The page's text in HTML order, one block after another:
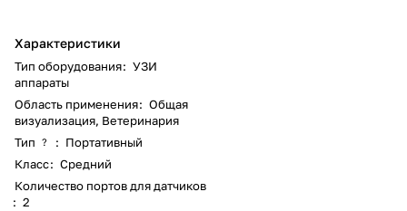
Характеристики
Тип оборудования: УЗИ
аппараты
Область применения: Общая
визуализация, Ветеринария
Тип
? : Портативный
Класс: Средний
Количество портов для датчиков
: 2